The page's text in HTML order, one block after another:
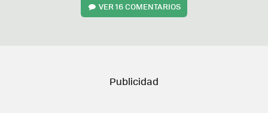
VER16 COMENTARIOS